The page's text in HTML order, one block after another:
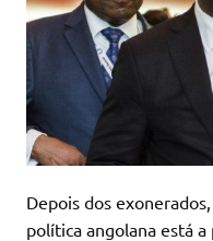
Depois dos
política angolana está